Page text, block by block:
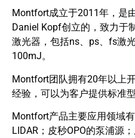
Montfort成立于2011年，是
Daniel Kopf创立的，致力于
激光器，包括ns、ps、fs激
100mJ。
Montfort团队拥有20年以上
经验，可以为客户提供标准
Montfort产品主要应用领域有
LIDAR；皮秒OPO的泵浦源